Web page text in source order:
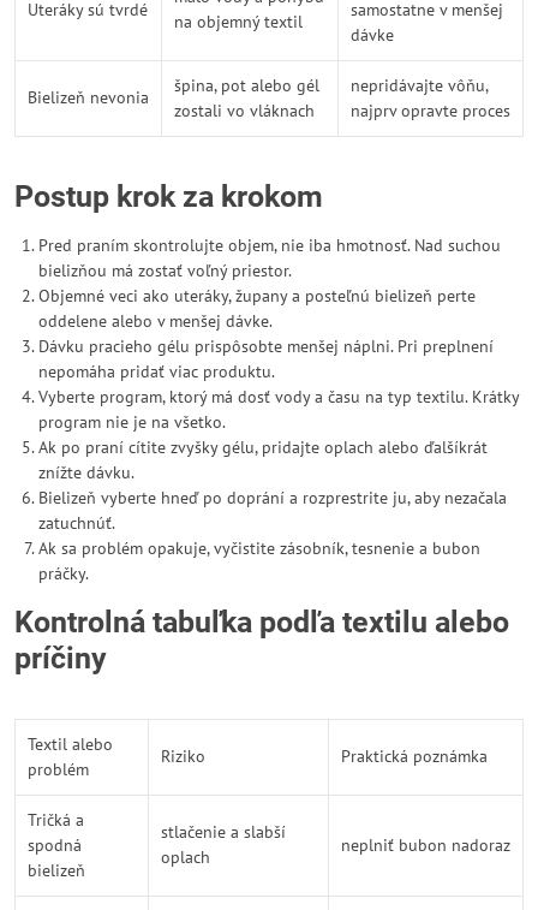
Uteráky sú tvrdé
na objemný textil
samostatne v menšej
dávke
Bielizeň nevonia
špina, pot alebo gél
zostali vo vláknach
nepridávajte vôňu,
najprv opravte proces
Postup krok za krokom
Pred praním skontrolujte objem, nie iba hmotnosť. Nad suchou
bielizňou má zostať voľný priestor.
Objemné veci ako uteráky, župany a posteľnú bielizeň perte
oddelene alebo v menšej dávke.
Dávku pracieho gélu prispôsobte menšej náplni. Pri preplnení
nepomáha pridať viac produktu.
Vyberte program, ktorý má dosť vody a času na typ textilu. Krátky
program nie je na všetko.
Ak po praní cítite zvyšky gélu, pridajte oplach alebo ďalšíkrát
znížte dávku.
Bielizeň vyberte hneď po doprání a rozprestrite ju, aby nezačala
zatuchnúť.
Ak sa problém opakuje, vyčistite zásobník, tesnenie a bubon
práčky.
Kontrolná tabuľka podľa textilu alebo
príčiny
Textil alebo
problém
Riziko Praktická poznámka
Tričká a
spodná
bielizeň
stlačenie a slabší
oplach
neplniť bubon nadoraz